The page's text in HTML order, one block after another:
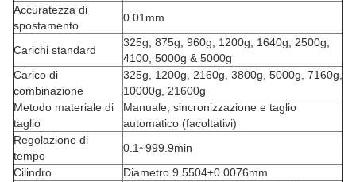
Accuratezza di
spostamento
0.01mm
Carichi standard
325g, 875g, 960g, 1200g, 1640g, 2500g,
4100, 5000g & 5000g
Carico di
combinazione
325g, 1200g, 2160g, 3800g, 5000g, 7160g,
10000g, 21600g
Metodo materiale di
taglio
Manuale, sincronizzazione e taglio
automatico (facoltativi)
Regolazione di
tempo
0.1~999.9min
Cilindro
Diametro 9.5504±0.0076mm